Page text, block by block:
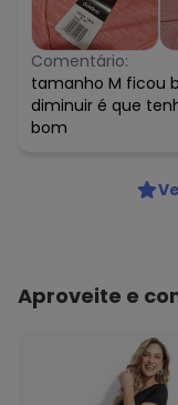
Comentário:
tamanho M ficou
diminuir é que
bom
Aproveite e